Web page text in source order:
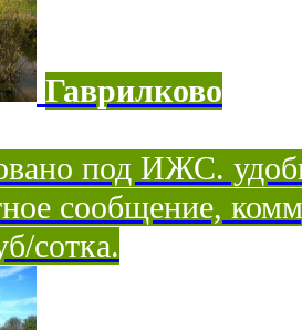
Гаврилково
под ИЖС.
сообщение,
сотка.